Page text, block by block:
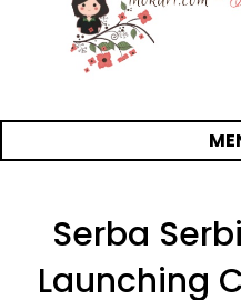
Serba
Launching